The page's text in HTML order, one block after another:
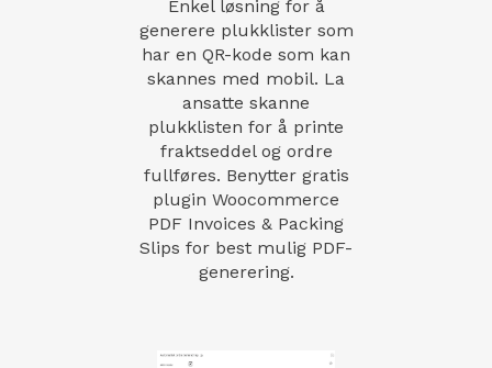
Enkel løsning for å
generere plukklister som
har en QR-kode som kan
skannes med mobil. La
ansatte skanne
plukklisten for å printe
fraktseddel og ordre
fullføres. Benytter gratis
plugin Woocommerce
PDF Invoices & Packing
Slips for best mulig PDF-
generering.